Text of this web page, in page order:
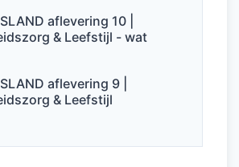
aflevering 10 |
& Leefstijl - wat
aflevering 9 |
& Leefstijl